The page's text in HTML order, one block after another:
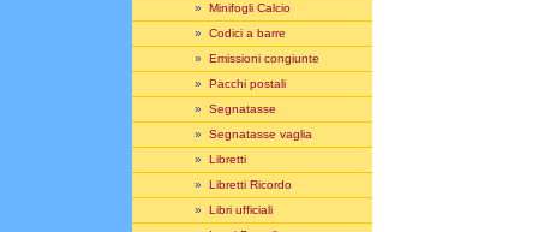
» Minifogli Calcio
» Codici a barre
» Emissioni congiunte
» Pacchi postali
» Segnatasse
» Segnatasse vaglia
» Libretti
» Libretti Ricordo
» Libri ufficiali